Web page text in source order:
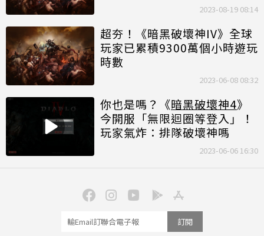
2023-08-19 08:14
超夯！《暗黑破壞神IV》全球
玩家已累積9300萬個小時遊玩
時數
2023-06-08 08:32
你也是嗎？《暗黑破壞神4》
今開服「無限迴圈等登入」！
玩家氣炸：排隊破壞神嗎
2023-06-06 16:30
訂閱